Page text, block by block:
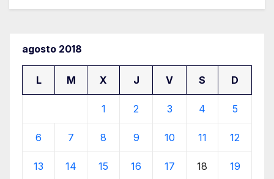
agosto 2018
L M X J V S D
1 2 3 4 5
6 7 8 9 10 11 12
13 14 15 16 17 18 19